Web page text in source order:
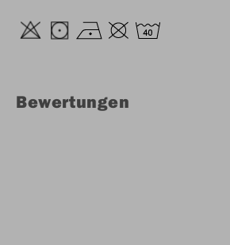
Bewertungen